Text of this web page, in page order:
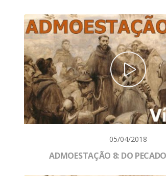
05/04/2018
ADMOESTAÇÃO 8: DO